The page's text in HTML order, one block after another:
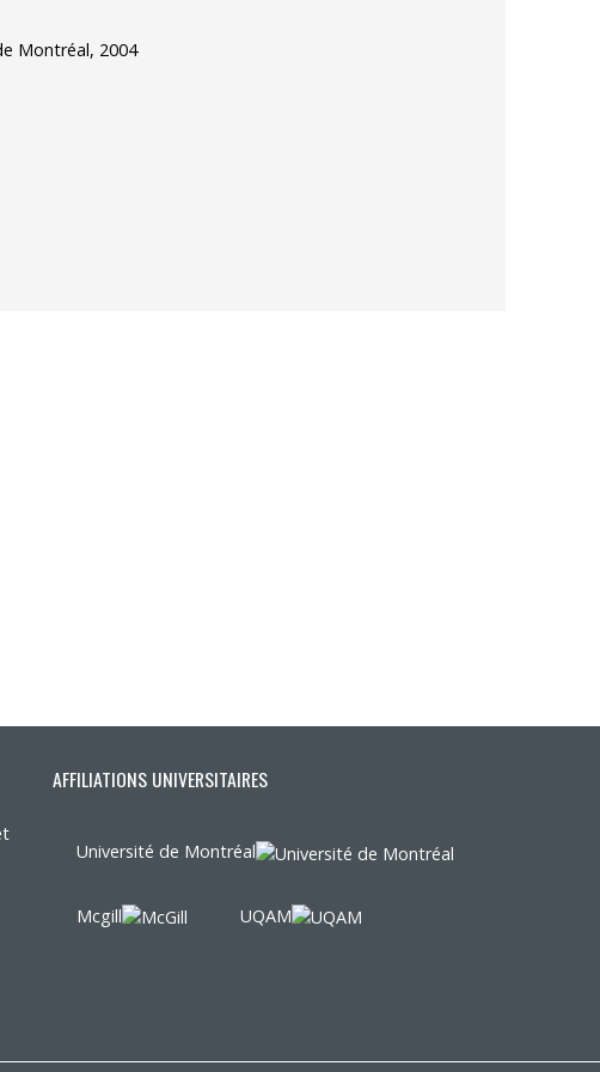
Montréal, 2004
AFFILIATIONS UNIVERSITAIRES
Université de Montréal
Mcgill UQAM